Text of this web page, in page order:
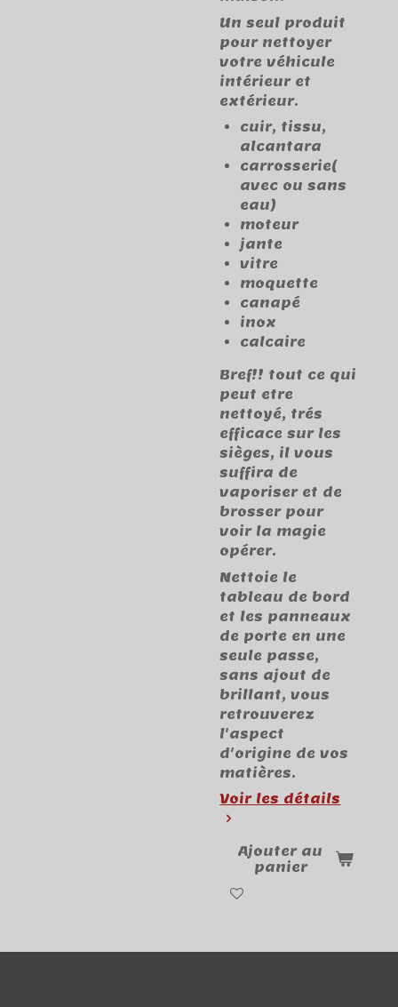
Un seul produit
pour nettoyer
votre véhicule
intérieur et
extérieur.
cuir, tissu,
alcantara
carrosserie(
avec ou sans
eau)
moteur
jante
vitre
moquette
canapé
inox
calcaire
Bref!! tout ce qui
peut etre
nettoyé, trés
efficace sur les
sièges, il vous
suffira de
vaporiser et de
brosser pour
voir la magie
opérer.
Nettoie le
tableau de bord
et les panneaux
de porte en une
seule passe,
sans ajout de
brillant, vous
retrouverez
l'aspect
d'origine de vos
matières.
Voir les détails
Ajouter au
panier